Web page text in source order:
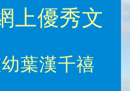
上優秀文
葉漢千禧